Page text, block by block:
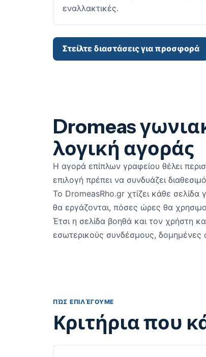
εναλλακτικές.
Στείλτε διαστάσεις για προσφορά
Dromeas
λογική αγοράς
Η αγορά επίπλων γραφείου θέλει
επιλογή πρέπει να συνδυάζει
Το DromeasRho.gr χτίζει κάθε
θα εργάζονται, πόσες ώρες θα
Έτσι η σελίδα βοηθά και τον χρήστη
εσωτερικούς συνδέσμους, δομημένες
ΠΏΣ ΕΠΙΛΈΓΟΥΜΕ
Κριτήρια που